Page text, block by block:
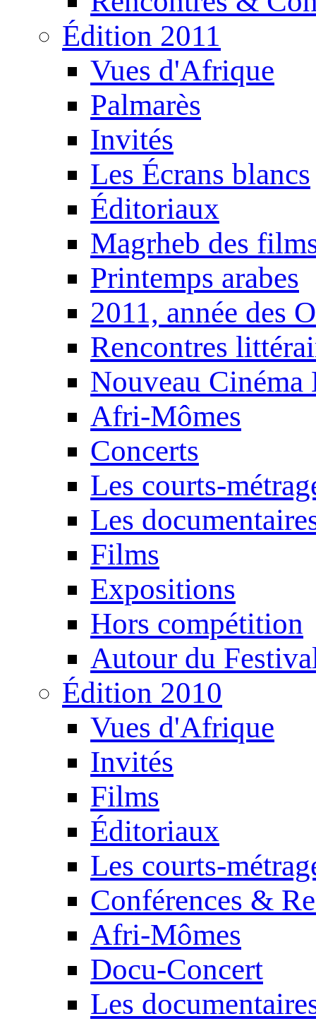
Édition 2011
Vues d'Afrique
Palmarès
Invités
Les Écrans blancs
Éditoriaux
Magrheb des
Printemps arabes
2011, année des
Rencontres
Nouveau Cinéma
Afri-Mômes
Concerts
Les courts-
Les
Films
Expositions
Hors compétition
Autour du
Édition 2010
Vues d'Afrique
Invités
Films
Éditoriaux
Les courts-
Conférences &
Afri-Mômes
Docu-Concert
Les